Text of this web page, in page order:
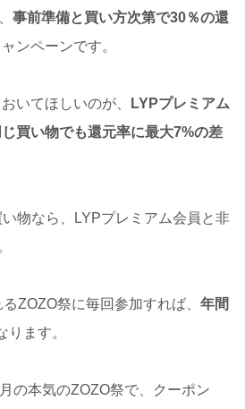
事前準備と買い方次第で30％の還
ンペーンです。
いてほしいのが、
LYPプレミアム
買い物でも還元率に最大7%の差
物なら、LYPプレミアム会員と非
。
ZOZO祭に毎回参加すれば、 年間
ります。
の本気のZOZO祭で、クーポン